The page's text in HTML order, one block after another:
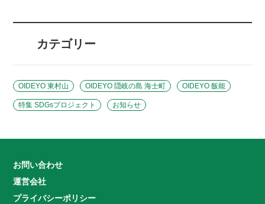
カテゴリー
OIDEYO 東村山 OIDEYO 隠岐の島 海士町 OIDEYO 飯能
特集 SDGsプロジェクト お知らせ
お問い合わせ
運営会社
プライバシーポリシー